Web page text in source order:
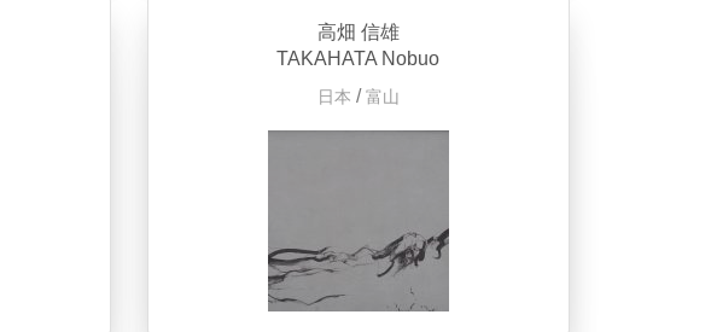
高畑 信雄
TAKAHATA Nobuo
日本 / 富山